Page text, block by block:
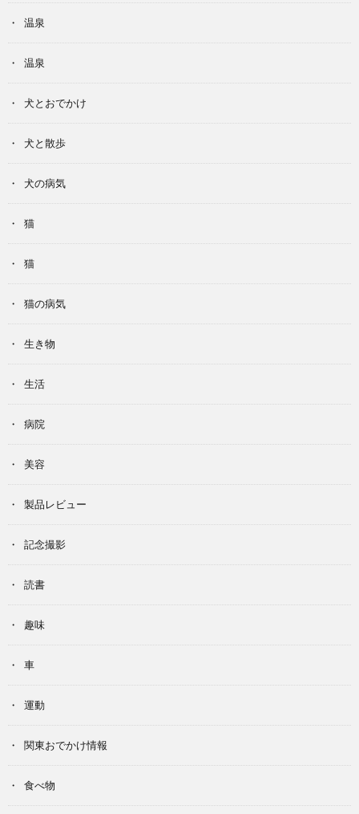
温泉
温泉
犬とおでかけ
犬と散歩
犬の病気
猫
猫
猫の病気
生き物
生活
病院
美容
製品レビュー
記念撮影
読書
趣味
車
運動
関東おでかけ情報
食べ物